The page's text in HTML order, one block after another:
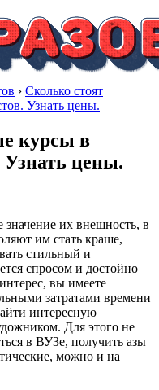
› Сколько стоят
Узнать цены.
курсы в
Узнать цены.
их внешность, в
им стать краше,
стильный и
спросом и достойно
вы имеете
затратами времени
интересную
Для этого не
в ВУЗе, получить азы
можно и на